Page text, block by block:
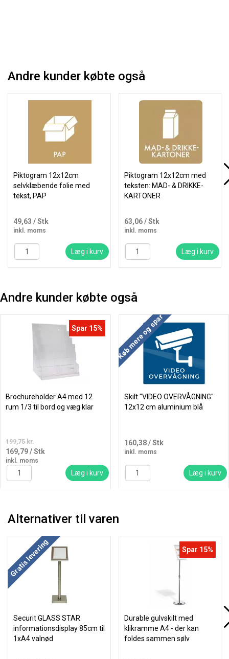
Andre kunder købte også
Piktogram 12x12cm
selvklæbende folie med
tekst, PAP
49,63 / Stk
inkl. moms
Læg i kurv
Piktogram 12x12cm med
teksten: MAD- & DRIKKE-
KARTONER
63,06/ Stk
inkl. moms
Læg i kurv
Andre kunder købte også
Spar 15%
Brochureholder A4 med 12
rum 1/3 til bord og væg klar
199,75 kr.
169,79/ Stk
inkl. moms
Læg i kurv
Køb mere og spar
Skilt "VIDEO OVERVÅGNING"
12x12 cm aluminium blå
160,38/ Stk
inkl. moms
Læg i kurv
Alternativer til varen
Gratis levering
Securit GLASS STAR
informationsdisplay 85cm til
1xA4 valnød
Spar 15%
Durable gulvskilt med
klikramme A4 - der kan
foldes sammen sølv